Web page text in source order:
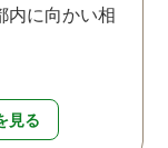
内に向かい相
見る